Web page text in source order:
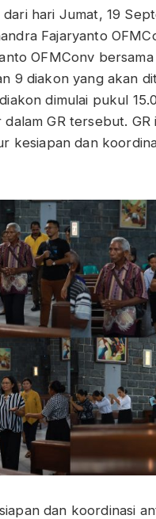
dari hari Jumat, 19
Fajaryanto
OFMConv bersama
9 diakon yang akan
dimulai pukul
GR tersebut. GR
kesiapan dan
dan koordinasi